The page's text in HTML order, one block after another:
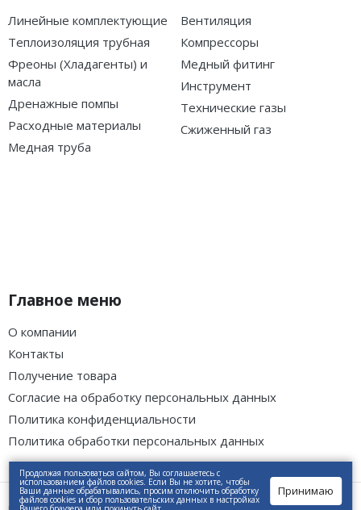
Линейные комплектующие
Теплоизоляция трубная
Фреоны (Хладагенты) и
масла
Дренажные помпы
Расходные материалы
Медная труба
Вентиляция
Компрессоры
Медный фитинг
Инструмент
Технические газы
Сжиженный газ
Главное меню
О компании
Контакты
Получение товара
Согласие на обработку персональных данных
Политика конфиденциальности
Политика обработки персональных данных
Продолжая пользоваться сайтом, Вы соглашаетесь с
использованием файлов cookies. Если Вы не хотите, чтобы
Ваши данные обрабатывались, просим отключить обработку
файлов cookies и сбор пользовательских данных в настройках
Принимаю